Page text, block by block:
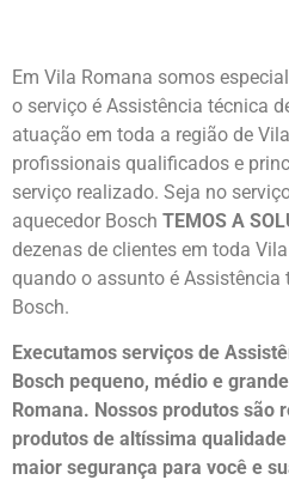
Em Vila Romana somos
o serviço é Assistência técnica
atuação em toda a região de
profissionais qualificados e
serviço realizado. Seja no
aquecedor Bosch TEMOS A
dezenas de clientes em toda
quando o assunto é Assistência
Bosch.
Executamos serviços de
Bosch pequeno, médio e
Romana. Nossos produtos são
produtos de altíssima qualidade
maior segurança para você e